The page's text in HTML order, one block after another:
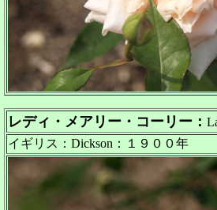
レディ・メアリー・コーリー：
イギリス：Dickson：１９００年